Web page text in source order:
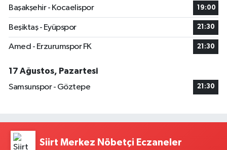
Başakşehir - Kocaelispor
19:00
Beşiktaş - Eyüpspor 21:30
Amed - Erzurumspor FK 21:30
17 Ağustos, Pazartesi
Samsunspor - Göztepe
21:30
Siirt Merkez Nöbetçi Eczaneler